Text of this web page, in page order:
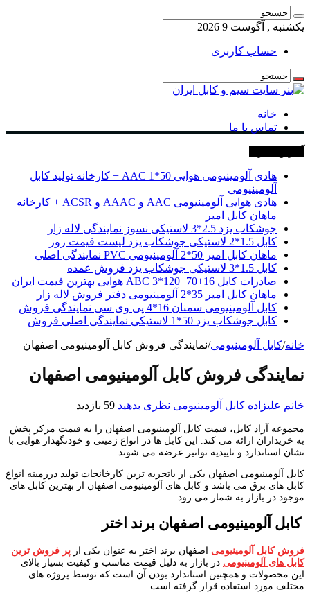
یکشنبه , آگوست 9 2026
حساب کاربری
خانه
تماس با ما
هادی آلومینیومی هوایی 50*1 AAC + کارخانه تولید کابل
آلومینیومی
هادی هوایی آلومینیومی AAC و AAAC و ACSR + کارخانه
ماهان کابل امیر
جوشکاب یزد 2.5*3 لاستیکی نسوز نمایندگی لاله زار
کابل 1.5*2 لاستیکی جوشکاب یزد لیست قیمت روز
ماهان کابل امیر 50*2 آلومینیومی PVC نمایندگی اصلی
کابل 1.5*3 لاستیکی جوشکاب یزد فروش عمده
صادرات کابل 16+70+120*3 ABC هوایی بهترین قیمت ایران
ماهان کابل امیر 35*2 آلومینیومی دفتر فروش لاله زار
کابل آلومینیومی سمنان 16*4 پی وی سی نمایندگی فروش
کابل جوشکاب یزد 50*1 لاستیکی نمایندگی اصلی فروش
خانه/کابل آلومینیومی/نمایندگی فروش کابل آلومینیومی اصفهان
نمایندگی فروش کابل آلومینیومی اصفهان
خانم علیزاده کابل آلومینیومی نظری بدهید 59 بازدید
مجموعه آراد کابل، قیمت کابل آلومینیومی اصفهان را به قیمت مرکز پخش
به خریداران ارائه می کند. این کابل ها در انواع زمینی و خودنگهدار هوایی با
نشان استاندارد و تاییدیه توانیر عرضه می شوند.
کابل آلومینیومی اصفهان یکی از باتجربه ترین کارخانجات تولید درزمینه انواع
کابل های برق می باشد و کابل های آلومینیومی اصفهان از بهترین کابل های
موجود در بازار به شمار می رود.
کابل آلومینیومی اصفهان برند اختر
فروش کابل آلومینیومی اصفهان برند اختر به عنوان یکی از پر فروش ترین
کابل های آلومینیومی در بازار به دلیل قیمت مناسب و کیفیت بسیار بالای
این محصولات و همچنین استاندارد بودن آن است که توسط پروژه های
مختلف مورد استفاده قرار گرفته است.